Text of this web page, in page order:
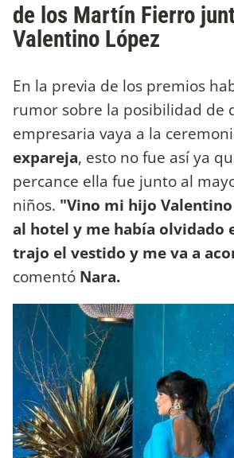
de los Martín Fierro
Valentino López
En la previa de los premios
rumor sobre la posibilidad de
empresaria vaya a la
expareja, esto no fue así ya
percance ella fue junto al
niños. "Vino mi hijo
al hotel y me había olvidado
trajo el vestido y me va a
comentó Nara.